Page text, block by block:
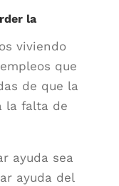
la
viviendo
que
de que la
la falta de
ayuda sea
ayuda del